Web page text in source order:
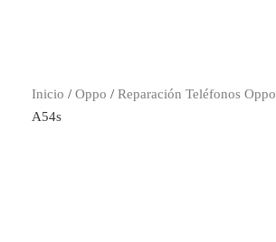
Inicio / Oppo / Reparación Teléfonos Oppo
A54s